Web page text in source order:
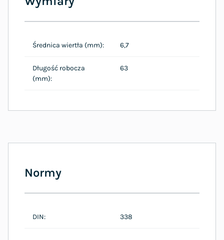
Średnica wiertła (mm): 6,7
Długość robocza
(mm):
63
Normy
DIN: 338